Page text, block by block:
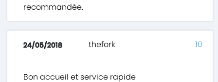
recommandée.
24/05/2018 thefork
Bon accueil et service rapide
10